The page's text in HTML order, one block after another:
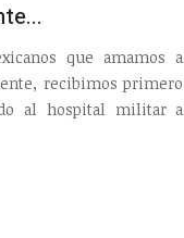
que amamos a
recibimos primero
al hospital militar a